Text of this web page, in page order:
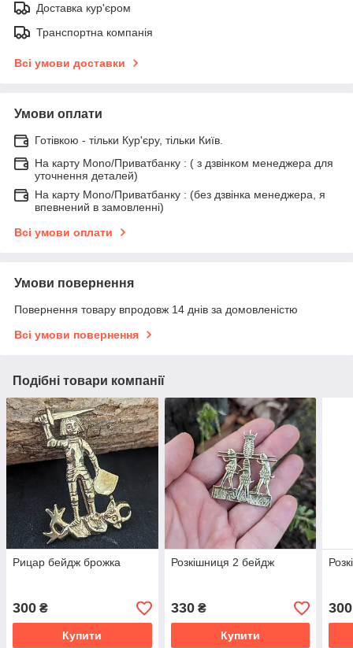
Доставка кур'єром
Транспортна компанія
Всі умови доставки
Умови оплати
Готівкою - тільки Кур'єру, тільки Київ.
На карту Mono/Приватбанку : ( з дзвінком менеджера для
уточнення деталей)
На карту Mono/Приватбанку : (без дзвінка менеджера, я
впевнений в замовленні)
Всі умови оплати
Умови повернення
Повернення товару впродовж 14 днів за домовленістю
Всі умови повернення
Подібні товари компанії
Рицар бейдж брожка
300 ₴
Купити
Розкішниця 2 бейдж
330₴
Купити
300